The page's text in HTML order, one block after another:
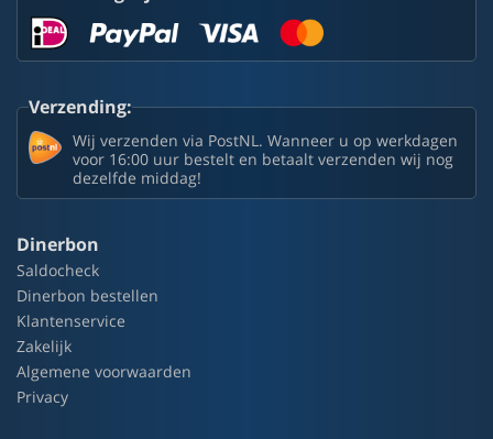
Verzending:
Wij verzenden via PostNL. Wanneer u op werkdagen
voor 16:00 uur bestelt en betaalt verzenden wij nog
dezelfde middag!
Dinerbon
Saldocheck
Dinerbon bestellen
Klantenservice
Zakelijk
Algemene voorwaarden
Privacy